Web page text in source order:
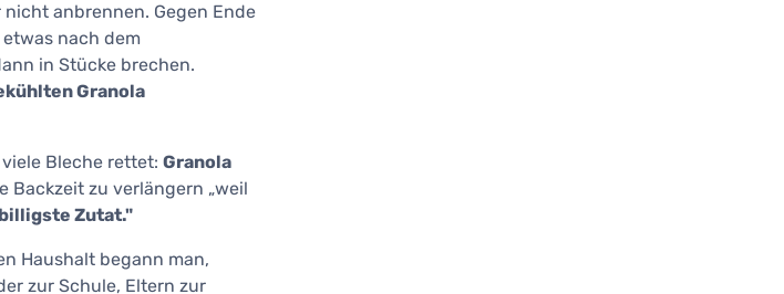
nicht anbrennen. Gegen Ende
nach dem
in Stücke brechen.
Granola
Bleche rettet: Granola
Backzeit zu verlängern „weil
Zutat."
Haushalt begann man,
zur Schule, Eltern zur